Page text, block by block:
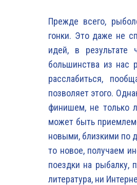
Прежде всего,
гонки. Это даже не
идей, в результате
большинства из нас
расслабиться,
позволяет этого.
финишем, не только
может быть
новыми, близкими по
то новое, получаем
поездки на рыбалку,
литература, ни